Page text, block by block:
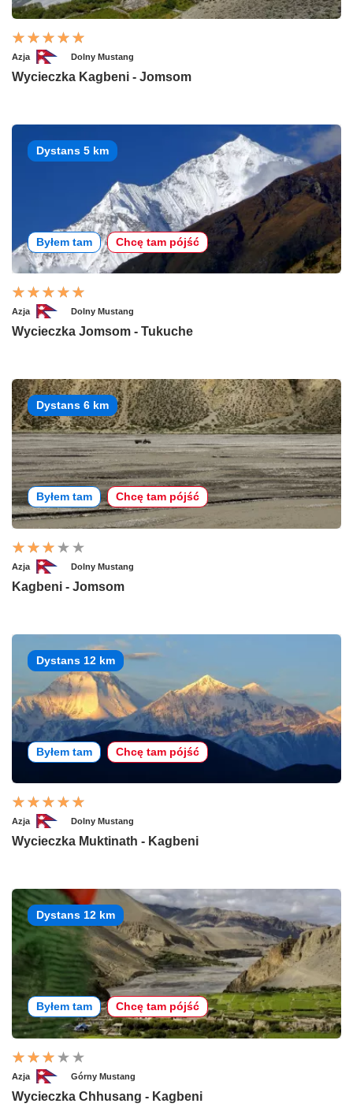
Azja Dolny Mustang
Wycieczka Kagbeni - Jomsom
Dystans 5 km
Byłem tam Chcę tam pójść
Azja Dolny Mustang
Wycieczka Jomsom - Tukuche
Dystans 6 km
Byłem tam Chcę tam pójść
Azja Dolny Mustang
Kagbeni - Jomsom
Dystans 12 km
Byłem tam Chcę tam pójść
Azja Dolny Mustang
Wycieczka Muktinath - Kagbeni
Dystans 12 km
Byłem tam Chcę tam pójść
Azja Górny Mustang
Wycieczka Chhusang - Kagbeni